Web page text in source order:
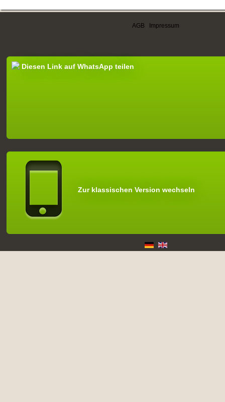
AGB Impressum
Diesen Link auf WhatsApp teilen
Zur klassischen Version wechseln